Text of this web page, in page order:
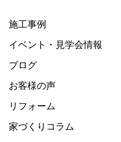
施工事例
イベント・見学会情報
ブログ
お客様の声
リフォーム
家づくりコラム